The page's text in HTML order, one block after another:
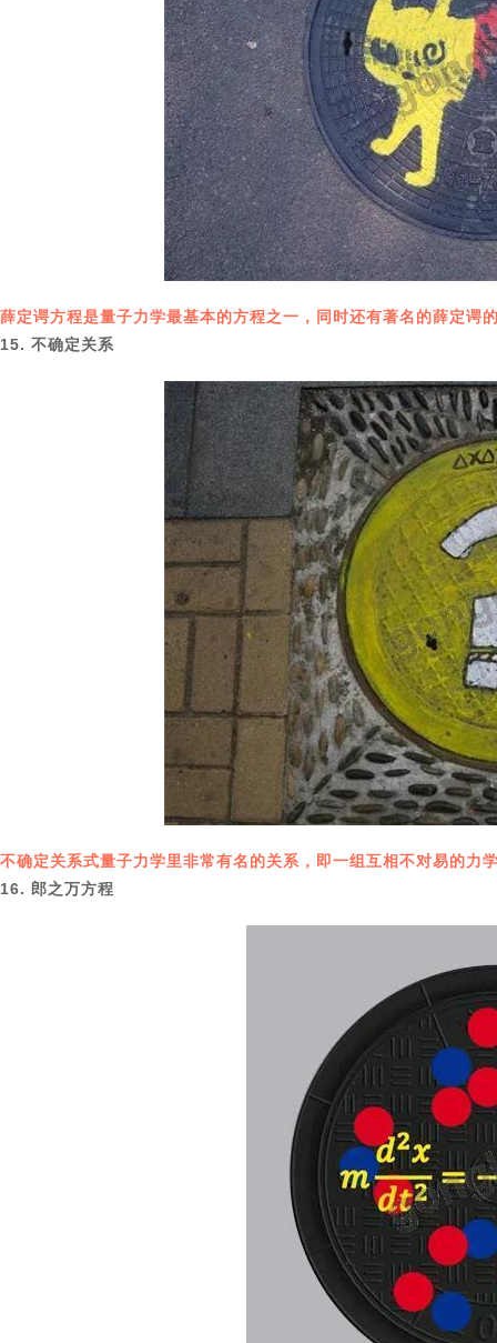
薛定谔方程是量子力学最基本的方程之一，同时还有著名的薛定谔
15. 不确定关系
不确定关系式量子力学里非常有名的关系，即一组互相不对易的力
16. 郎之万方程